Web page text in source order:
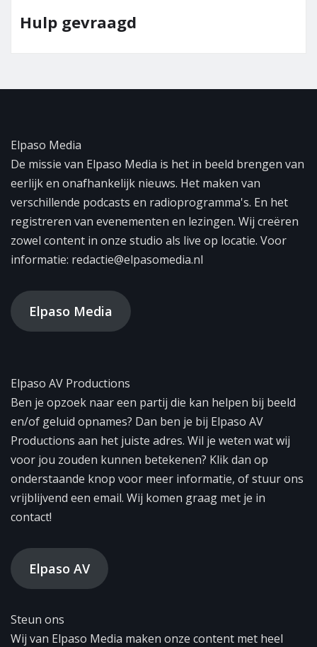
Hulp gevraagd
Elpaso Media
De missie van Elpaso Media is het in beeld brengen van
eerlijk en onafhankelijk nieuws. Het maken van
verschillende podcasts en radioprogramma's. En het
registreren van evenementen en lezingen. Wij creëren
zowel content in onze studio als live op locatie. Voor
informatie: redactie@elpasomedia.nl
Elpaso Media
Elpaso AV Productions
Ben je opzoek naar een partij die kan helpen bij beeld
en/of geluid opnames? Dan ben je bij Elpaso AV
Productions aan het juiste adres. Wil je weten wat wij
voor jou zouden kunnen betekenen? Klik dan op
onderstaande knop voor meer informatie, of stuur ons
vrijblijvend een email. Wij komen graag met je in
contact!
Elpaso AV
Steun ons
Wij van Elpaso Media maken onze content met heel